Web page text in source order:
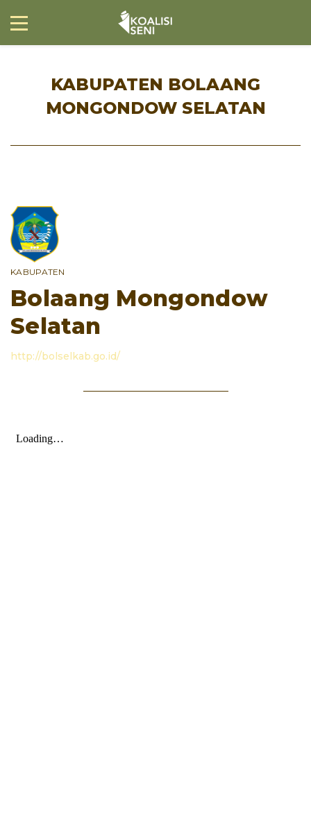
KABUPATEN BOLAANG
MONGONDOW SELATAN
KABUPATEN
Bolaang Mongondow
Selatan
http://bolselkab.go.id/